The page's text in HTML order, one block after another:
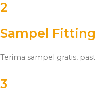
2
Sampel Fitting
Terima sampel gratis,
3